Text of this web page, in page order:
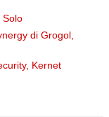
Solo
di Grogol,
Kernet